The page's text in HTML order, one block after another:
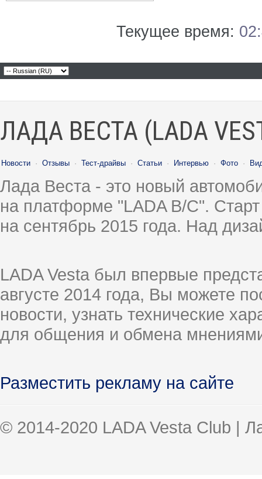
Текущее время:
ЛАДА ВЕСТА (LADA
Новости · Отзывы · Тест-драйвы · Статьи · Интервью · Фото ·
Лада Веста - это новый
на платформе "LADA B/C".
на сентябрь 2015 года. Над
LADA Vesta был впервые
августе 2014 года, Вы можете
новости, узнать технические
для общения и обмена
Разместить рекламу на сайте
© 2014-2020 LADA Vesta Club |